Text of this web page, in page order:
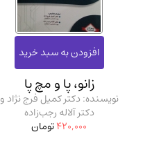
زانو، پا و مچ پا
نویسنده: دکتر کمیل فرج نژاد و
دکتر آلاله رجب‌زاده
420,000تومان